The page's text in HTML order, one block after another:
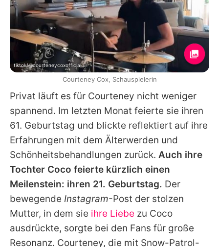
Privat läuft es für Courteney nicht weniger
spannend. Im letzten Monat feierte sie ihren
61. Geburtstag und blickte reflektiert auf ihre
Erfahrungen mit dem Älterwerden und
Schönheitsbehandlungen zurück. Auch ihre
Tochter Coco feierte kürzlich einen
Meilenstein: ihren 21. Geburtstag. Der
bewegende Instagram-Post der stolzen
Mutter, in dem sie ihre Liebe zu Coco
ausdrückte, sorgte bei den Fans für große
Resonanz. Courteney, die mit Snow-Patrol-
tiktok/@courteneycoxofficial
Courteney Cox, Schauspielerin